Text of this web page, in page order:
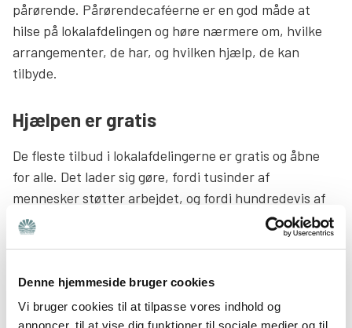
Denne hjemmeside bruger cookies
Vi bruger cookies til at tilpasse vores indhold og
annoncer, til at vise dig funktioner til sociale medier og til
pårørende. Pårørendecaféerne er en god måde at
hilse på lokalafdelingen og høre nærmere om, hvilke
arrangementer, de har, og hvilken hjælp, de kan
tilbyde.
Hjælpen er gratis
De fleste tilbud i lokalafdelingerne er gratis og åbne
for alle. Det lader sig gøre, fordi tusinder af
mennesker støtter arbejdet, og fordi hundredevis af
frivillige bruger deres tid og de erfaringer, de selv har
fået som pårørende, på at hjælpe andre. Du kan også
Støt hjælpen til pårørende